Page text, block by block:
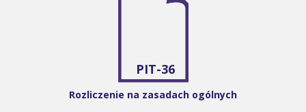
PIT-36
Rozliczenie na zasadach ogólnych